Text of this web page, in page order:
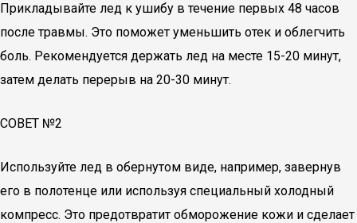
Прикладывайте лед к ушибу в течение первых 48 часов
после травмы. Это поможет уменьшить отек и облегчить
боль. Рекомендуется держать лед на месте 15-20 минут,
затем делать перерыв на 20-30 минут.
СОВЕТ №2
Используйте лед в обернутом виде, например, завернув
его в полотенце или используя специальный холодный
компресс. Это предотвратит обморожение кожи и сделает